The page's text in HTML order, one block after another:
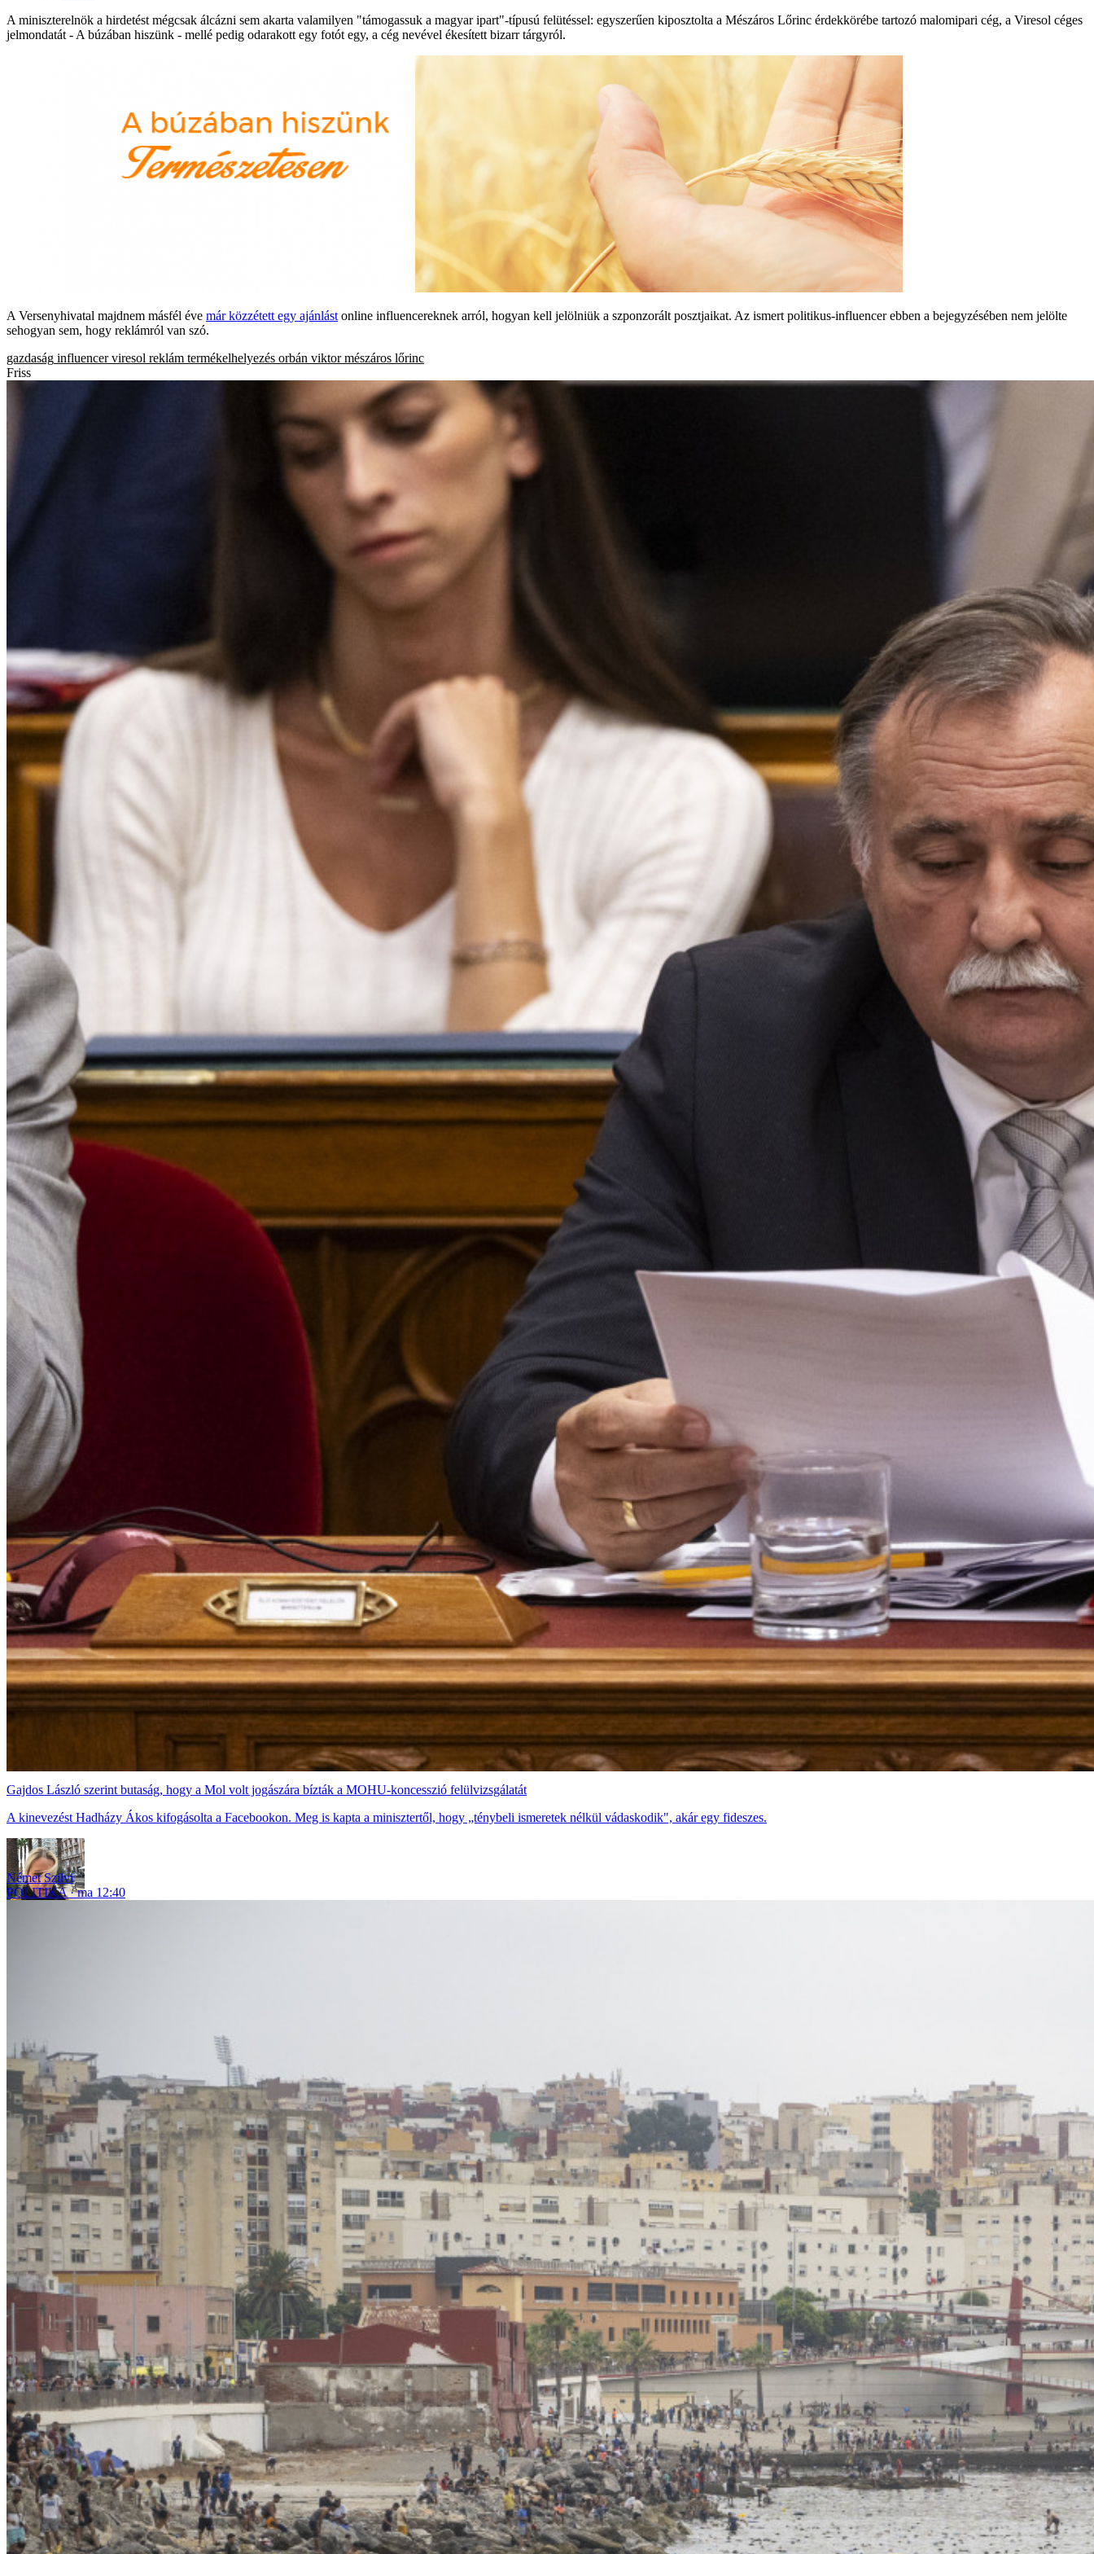
A miniszterelnök a hirdetést mégcsak álcázni sem akarta valamilyen "támogassuk a magyar ipart"-típusú felütéssel: egyszerűen kiposztolta a Mészáros Lőrinc érdekkörébe tartozó malomipari cég, a Viresol céges
jelmondatát - A búzában hiszünk - mellé pedig odarakott egy fotót egy, a cég nevével ékesített bizarr tárgyról.
A Versenyhivatal majdnem másfél éve már közzétett egy ajánlást online influencereknek arról, hogyan kell jelölniük a szponzorált posztjaikat. Az ismert politikus-influencer ebben a bejegyzésében nem jelölte
sehogyan sem, hogy reklámról van szó.
gazdaság influencer viresol reklám termékelhelyezés orbán viktor mészáros lőrinc
Friss
Gajdos László szerint butaság, hogy a Mol volt jogászára bízták a MOHU-koncesszió felülvizsgálatát
A kinevezést Hadházy Ákos kifogásolta a Facebookon. Meg is kapta a minisztertől, hogy „ténybeli ismeretek nélkül vádaskodik", akár egy fideszes.
Német Szilvi
POLITIKA
ma 12:40